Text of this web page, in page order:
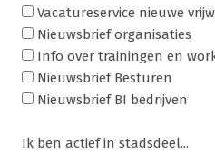
Vacatureservice nieuwe
Nieuwsbrief organisaties
Info over trainingen en
Nieuwsbrief Besturen
Nieuwsbrief BI bedrijven
Ik ben actief in stadsdeel...